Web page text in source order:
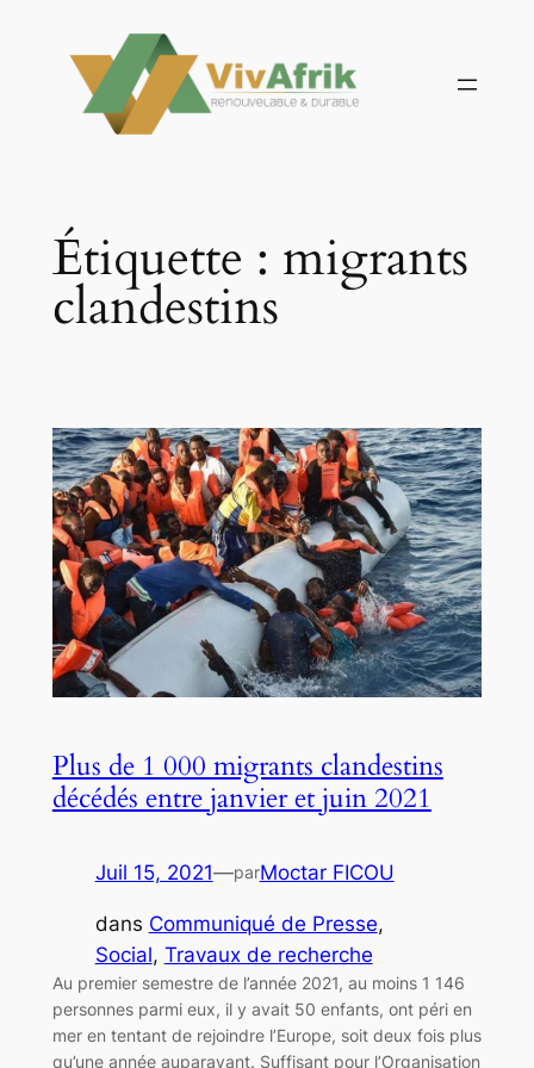
contenu
Étiquette : migrants
clandestins
Plus de 1 000 migrants clandestins
décédés entre janvier et juin 2021
Juil 15, 2021—parMoctar FICOU
dans Communiqué de Presse
Social, Travaux de recherche
Au premier semestre de l’année 2021, au moins 1 146
personnes parmi eux, il y avait 50 enfants, ont péri en
mer en tentant de rejoindre l’Europe, soit deux fois plus
qu’une année auparavant. Suffisant pour l’Organisation